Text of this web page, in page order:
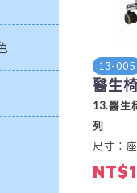
13-005
醫生椅
13.醫生
列
尺寸：